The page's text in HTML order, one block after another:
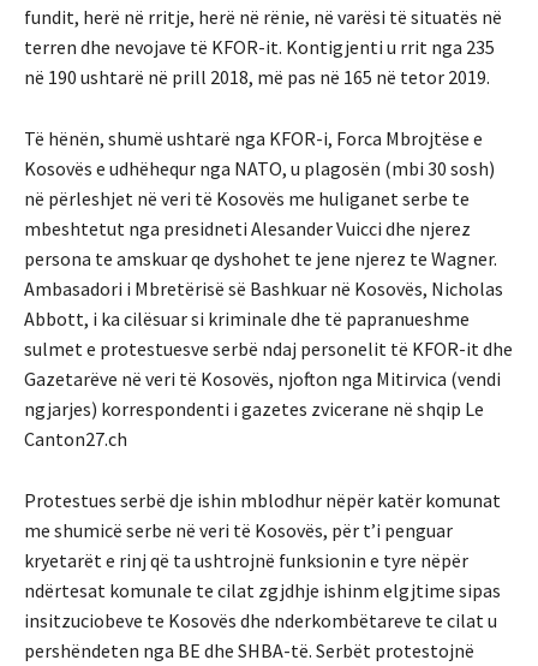
fundit, herë në rritje, herë në rënie, në varësi të situatës në
terren dhe nevojave të KFOR-it. Kontigjenti u rrit nga 235
në 190 ushtarë në prill 2018, më pas në 165 në tetor 2019.
Të hënën, shumë ushtarë nga KFOR-i, Forca Mbrojtëse e
Kosovës e udhëhequr nga NATO, u plagosën (mbi 30 sosh)
në përleshjet në veri të Kosovës me huliganet serbe te
mbeshtetut nga presidneti Alesander Vuicci dhe njerez
persona te amskuar qe dyshohet te jene njerez te Wagner.
Ambasadori i Mbretërisë së Bashkuar në Kosovës, Nicholas
Abbott, i ka cilësuar si kriminale dhe të papranueshme
sulmet e protestuesve serbë ndaj personelit të KFOR-it dhe
Gazetarëve në veri të Kosovës, njofton nga Mitirvica (vendi
ngjarjes) korrespondenti i gazetes zvicerane në shqip Le
Canton27.ch
Protestues serbë dje ishin mblodhur nëpër katër komunat
me shumicë serbe në veri të Kosovës, për t’i penguar
kryetarët e rinj që ta ushtrojnë funksionin e tyre nëpër
ndërtesat komunale te cilat zgjdhje ishinm elgjtime sipas
insitzuciobeve te Kosovës dhe nderkombëtareve te cilat u
pershëndeten nga BE dhe SHBA-të. Serbët protestojnë